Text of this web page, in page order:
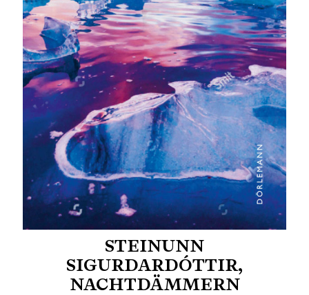
STEINUNN
SIGURDARDÓTTIR,
NACHTDÄMMERN